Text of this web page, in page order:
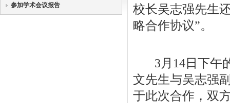
参加学术会议报告
校长吴志强先生
略合作协议”。
3月14日下午的
文先生与吴志强
于此次合作，双